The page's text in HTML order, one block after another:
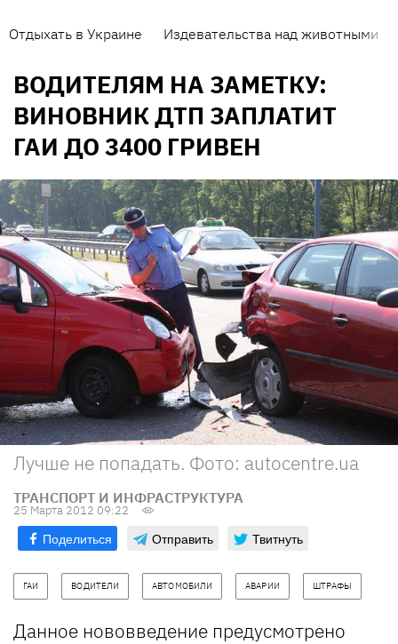
Отдыхать в Украине Издевательства над животными
ВОДИТЕЛЯМ НА ЗАМЕТКУ:
ВИНОВНИК ДТП ЗАПЛАТИТ
ГАИ ДО 3400 ГРИВЕН
Лучше не попадать. Фото: autocentre.ua
ТРАНСПОРТ И ИНФРАСТРУКТУРА
25 Марта 2012 09:22
Поделиться Отправить Твитнуть
ГАИ ВОДИТЕЛИ АВТОМОБИЛИ АВАРИИ ШТРАФЫ
Данное нововведение предусмотрено